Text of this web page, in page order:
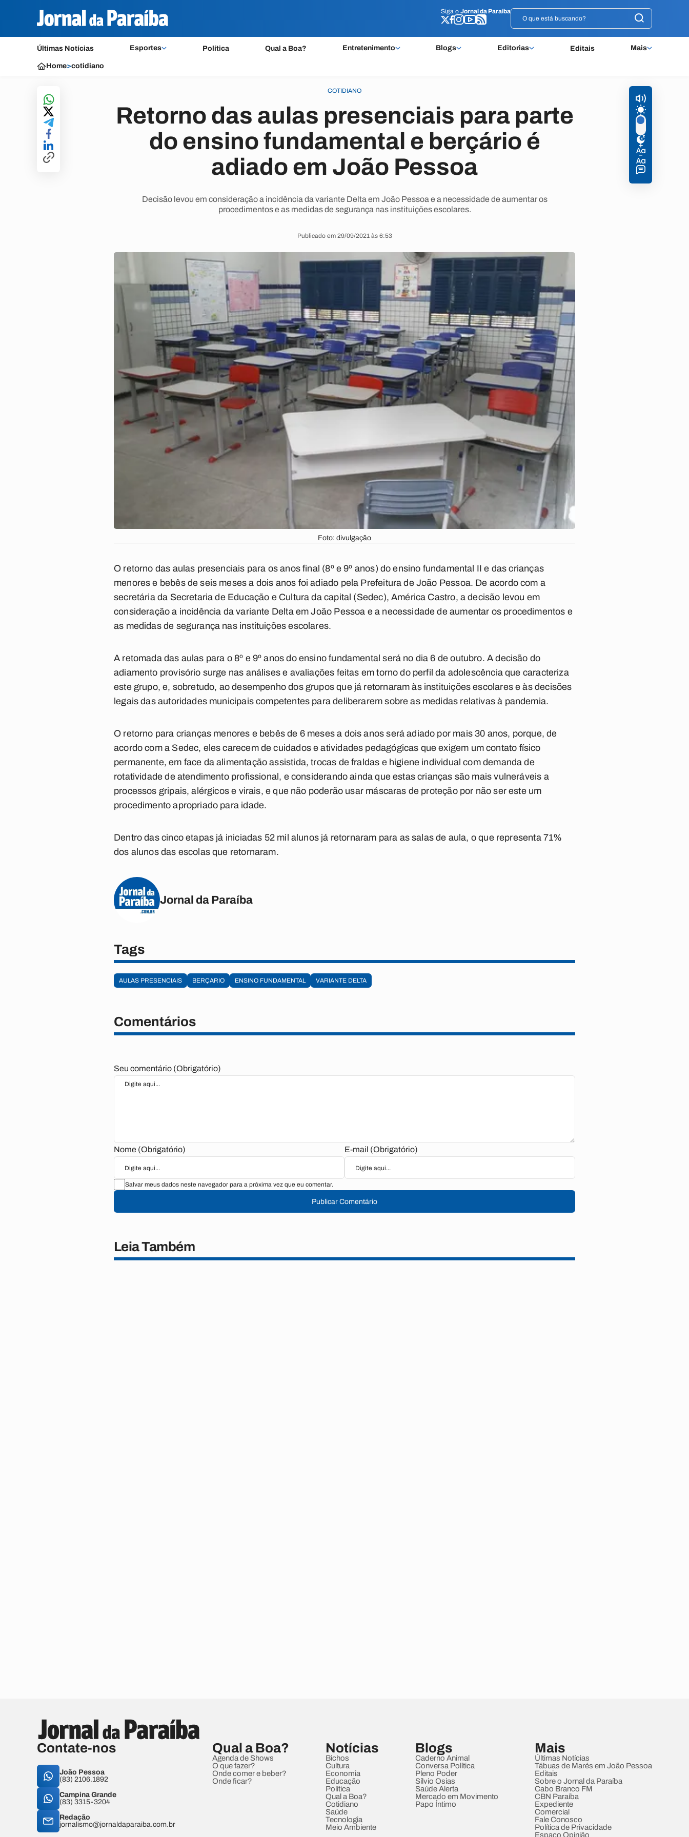
Siga o Jornal da Paraíba
Últimas Notícias Esportes Política Qual a Boa? Entretenimento Blogs Editorias Editais Mais
Siga o Jornal da Paraíba
Home>cotidiano
COTIDIANO
Retorno das aulas presenciais para parte
do ensino fundamental e berçário é
adiado em João Pessoa
Decisão levou em consideração a incidência da variante Delta em João Pessoa e a necessidade de aumentar os
procedimentos e as medidas de segurança nas instituições escolares.
Publicado em 29/09/2021 às 6:53
Foto: divulgação
O retorno das aulas presenciais para os anos final (8º e 9º anos) do ensino fundamental II e das crianças
menores e bebês de seis meses a dois anos foi adiado pela Prefeitura de João Pessoa. De acordo com a
secretária da Secretaria de Educação e Cultura da capital (Sedec), América Castro, a decisão levou em
consideração a incidência da variante Delta em João Pessoa e a necessidade de aumentar os procedimentos e
as medidas de segurança nas instituições escolares.
A retomada das aulas para o 8º e 9º anos do ensino fundamental será no dia 6 de outubro. A decisão do
adiamento provisório surge nas análises e avaliações feitas em torno do perfil da adolescência que caracteriza
este grupo, e, sobretudo, ao desempenho dos grupos que já retornaram às instituições escolares e às decisões
legais das autoridades municipais competentes para deliberarem sobre as medidas relativas à pandemia.
O retorno para crianças menores e bebês de 6 meses a dois anos será adiado por mais 30 anos, porque, de
acordo com a Sedec, eles carecem de cuidados e atividades pedagógicas que exigem um contato físico
permanente, em face da alimentação assistida, trocas de fraldas e higiene individual com demanda de
rotatividade de atendimento profissional, e considerando ainda que estas crianças são mais vulneráveis a
processos gripais, alérgicos e virais, e que não poderão usar máscaras de proteção por não ser este um
procedimento apropriado para idade.
Dentro das cinco etapas já iniciadas 52 mil alunos já retornaram para as salas de aula, o que representa 71%
dos alunos das escolas que retornaram.
Jornal da Paraíba
Tags
AULAS PRESENCIAIS BERÇARIO ENSINO FUNDAMENTAL VARIANTE DELTA
Comentários
Seu comentário (Obrigatório)
Nome (Obrigatório) E-mail (Obrigatório)
Salvar meus dados neste navegador para a próxima vez que eu comentar.
Publicar Comentário
Leia Também
Contate-nos
João Pessoa
(83) 2106.1892
Campina Grande
(83) 3315-3204
Redação
jornalismo@jornaldaparaiba.com.br
Qual a Boa?
Agenda de Shows
O que fazer?
Onde comer e beber?
Onde ficar?
Notícias
Bichos
Cultura
Economia
Educação
Política
Qual a Boa?
Cotidiano
Saúde
Tecnologia
Meio Ambiente
Blogs
Caderno Animal
Conversa Política
Pleno Poder
Sílvio Osias
Saúde Alerta
Mercado em Movimento
Papo Íntimo
Mais
Últimas Notícias
Tábuas de Marés em João Pessoa
Editais
Sobre o Jornal da Paraíba
Cabo Branco FM
CBN Paraíba
Expediente
Comercial
Fale Conosco
Política de Privacidade
Espaço Opinião